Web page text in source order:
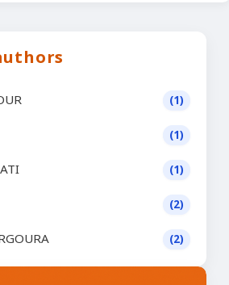
(1)
(1)
(1)
(2)
(2)